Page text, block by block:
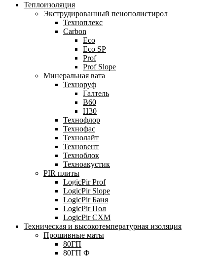
Теплоизоляция
Экструдированный пенополистирол
Техноплекс
Carbon
Eco
Eco SP
Prof
Prof Slope
Минеральная вата
Техноруф
Галтель
В60
Н30
Технофлор
Технофас
Технолайт
Техновент
Техноблок
Техноакустик
PIR плиты
LogicPir Prof
LogicPir Slope
LogicPir Баня
LogicPir Пол
LogicPir СХМ
Техническая и высокотемпературная изоляция
Прошивные маты
80ГП
80ГП Ф